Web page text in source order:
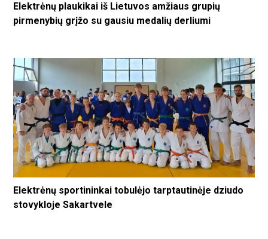
Elektrėnų plaukikai iš Lietuvos amžiaus grupių
pirmenybių grįžo su gausiu medalių derliumi
Elektrėnų sportininkai tobulėjo tarptautinėje dziudo
stovykloje Sakartvele